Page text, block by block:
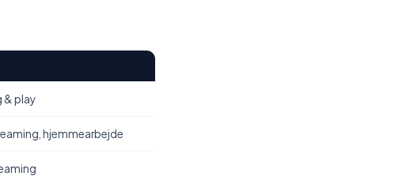
& play
hjemmearbejde